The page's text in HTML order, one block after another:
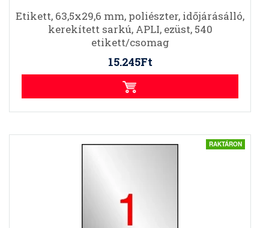
Etikett, 63,5x29,6 mm, poliészter, időjárásálló,
kerekített sarkú, APLI, ezüst, 540
etikett/csomag
15.245Ft
RAKTÁRON